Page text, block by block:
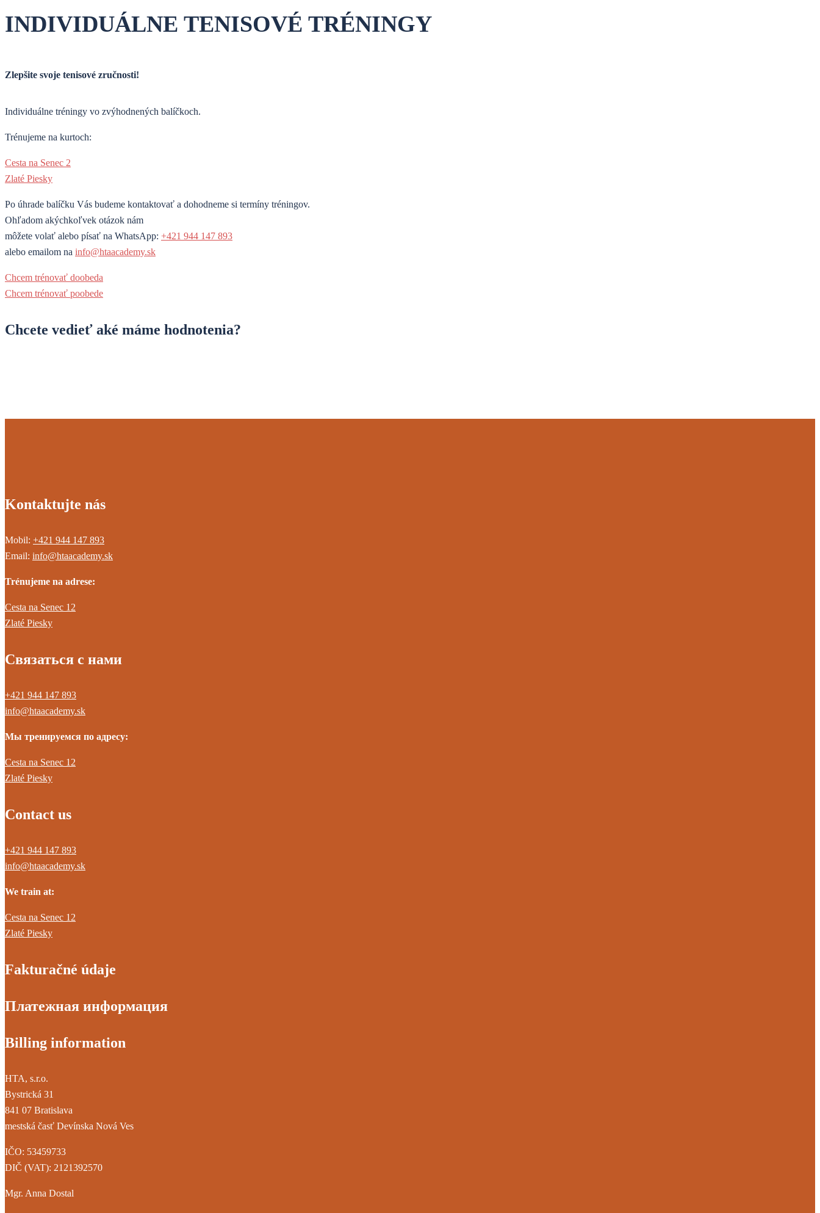
INDIVIDUÁLNE TENISOVÉ TRÉNINGY
Zlepšite svoje tenisové zručnosti!
Individuálne tréningy vo zvýhodnených balíčkoch.
Trénujeme na kurtoch:
Cesta na Senec 2
Zlaté Piesky
Po úhrade balíčku Vás budeme kontaktovať a dohodneme si termíny tréningov.
Ohľadom akýchkoľvek otázok nám
môžete volať alebo písať na WhatsApp: +421 944 147 893
alebo emailom na info@htaacademy.sk
Chcem trénovať doobeda
Chcem trénovať poobede
Chcete vedieť aké máme hodnotenia?
Kontaktujte nás
Mobil: +421 944 147 893
Email: info@htaacademy.sk
Trénujeme na adrese:
Cesta na Senec 12
Zlaté Piesky
Связаться с нами
+421 944 147 893
info@htaacademy.sk
Мы тренируемся по адресу:
Cesta na Senec 12
Zlaté Piesky
Contact us
+421 944 147 893
info@htaacademy.sk
We train at:
Cesta na Senec 12
Zlaté Piesky
Fakturačné údaje
Платежная информация
Billing information
HTA, s.r.o.
Bystrická 31
841 07 Bratislava
mestská časť Devínska Nová Ves
IČO: 53459733
DIČ (VAT): 2121392570
Mgr. Anna Dostal